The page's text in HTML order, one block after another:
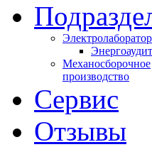
Энергоаудит
Механосборочное
производство
Сервис
Отзывы